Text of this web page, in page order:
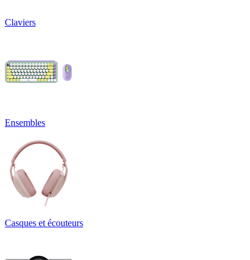
Claviers
Ensembles
Casques et écouteurs